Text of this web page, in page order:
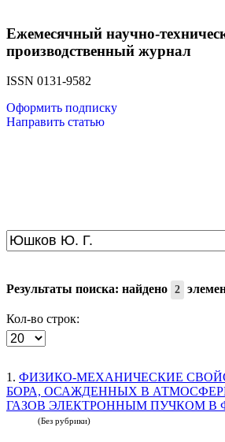
Ежемесячный научно-
производственный журнал
ISSN 0131-9582
Оформить подписку
Направить статью
Введите текст для поиска...
Результаты поиска: найдено 2
Кол-во строк:
1. ФИЗИКО-МЕХАНИЧЕСКИЕ
БОРА, ОСАЖДЕННЫХ В
ГАЗОВ ЭЛЕКТРОННЫМ ПУЧКОМ В
(Без рубрики)